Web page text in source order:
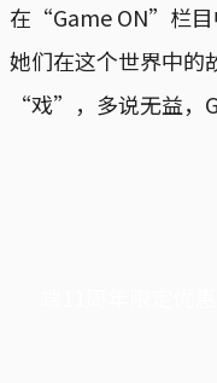
在“Game ON”栏目
她们在这个世界中
“戏”，多说无益，